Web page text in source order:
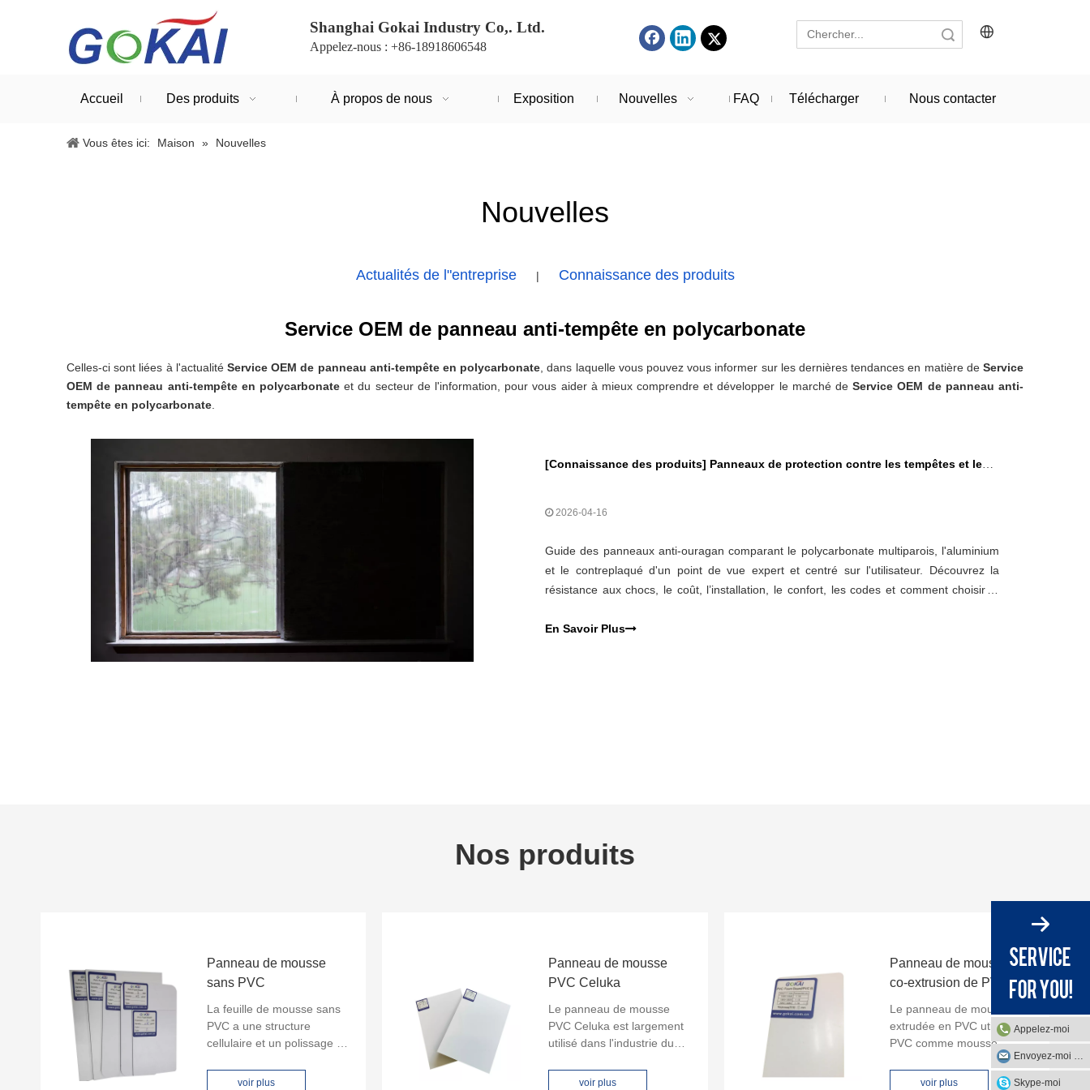
Shanghai Gokai Industry Co,. Ltd.
Appelez-nous : +86-18918606548
Accueil Des produits À propos de nous Exposition Nouvelles FAQ Télécharger Nous contacter
Vous êtes ici: Maison » Nouvelles
Nouvelles
Actualités de l"entreprise | Connaissance des produits
Service OEM de panneau anti-tempête en polycarbonate
Celles-ci sont liées à l'actualité Service OEM de panneau anti-tempête en polycarbonate , dans laquelle vous pouvez vous informer sur les dernières tendances en matière deService
OEM de panneau anti-tempête en polycarbonateet du secteur de l'information, pour vous aider à mieux comprendre et développer le marché deService OEM de panneau anti-
tempête en polycarbonate
[Connaissance des produits] Panneaux de protection contre les tempêtes et les ouragans : polycarbonate multiparois, aluminium ou contreplaqué
2026-04-16
Guide des panneaux anti-ouragan comparant le polycarbonate multiparois, l'aluminium
et le contreplaqué d'un point de vue expert et centré sur l'utilisateur. Découvrez la
résistance aux chocs, le coût, l’installation, le confort, les codes et comment choisir le
En Savoir Plus
Nos produits
Panneau de mousse
sans PVC
La feuille de mousse sans
PVC a une structure
cellulaire et un polissage de
idéal pour les imprimeurs
voir plus
Panneau de mousse
PVC Celuka
Le panneau de mousse
PVC Celuka est largement
utilisé dans l'industrie du
publicité et les applications
voir plus
Panneau de mousse de
co-extrusion de PVC
Le panneau de mousse co-
extrudée en PVC utilise du
PVC comme mousse
intérieure, l'extérieur est
également un placage en
voir plus
Appelez-moi
Skype-moi